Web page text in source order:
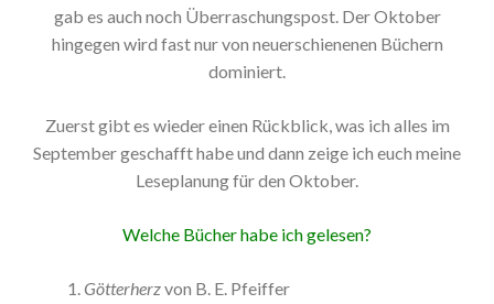
gab es auch noch Überraschungspost. Der Oktober
hingegen wird fast nur von neuerschienenen Büchern
dominiert.
Zuerst gibt es wieder einen Rückblick, was ich alles im
September geschafft habe und dann zeige ich euch meine
Leseplanung für den Oktober.
Welche Bücher habe ich gelesen?
Götterherzvon B. E. Pfeiffer